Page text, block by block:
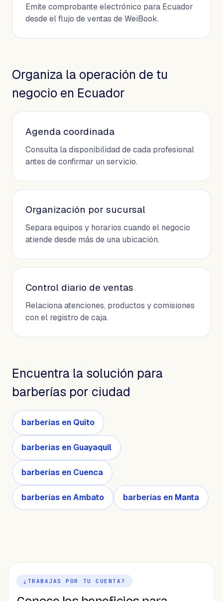
Emite comprobante electrónico para Ecuador
desde el flujo de ventas de WeiBook.
Organiza la operación de tu
negocio en Ecuador
Agenda coordinada
Consulta la disponibilidad de cada profesional
antes de confirmar un servicio.
Organización por sucursal
Separa equipos y horarios cuando el negocio
atiende desde más de una ubicación.
Control diario de ventas
Relaciona atenciones, productos y comisiones
con el registro de caja.
Encuentra la solución para
barberías por ciudad
barberías en Quito
barberías en Guayaquil
barberías en Cuenca
barberías en Ambato barberías en Manta
¿TRABAJAS POR TU CUENTA?